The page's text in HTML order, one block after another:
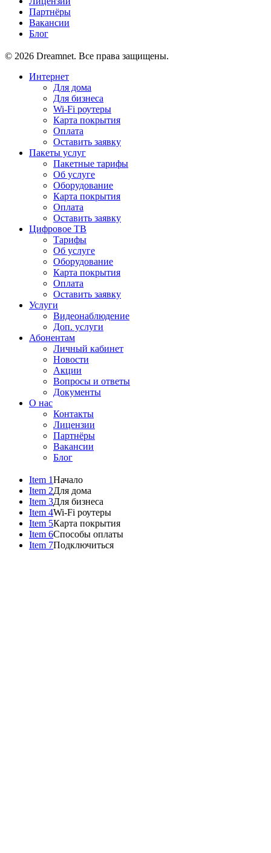
Партнёры
Вакансии
Блог
© 2026 Dreamnet. Все права защищены.
Интернет
Для дома
Для бизнеса
Wi-Fi роутеры
Карта покрытия
Оплата
Оставить заявку
Пакеты услуг
Пакетные тарифы
Об услуге
Оборудование
Карта покрытия
Оплата
Оставить заявку
Цифровое ТВ
Тарифы
Об услуге
Оборудование
Карта покрытия
Оплата
Оставить заявку
Услуги
Видеонаблюдение
Доп. услуги
Абонентам
Личный кабинет
Новости
Акции
Вопросы и ответы
Документы
О нас
Контакты
Лицензии
Партнёры
Вакансии
Блог
Item 1Начало
Item 2Для дома
Item 3Для бизнеса
Item 4Wi-Fi роутеры
Item 5Карта покрытия
Item 6Способы оплаты
Item 7Подключиться